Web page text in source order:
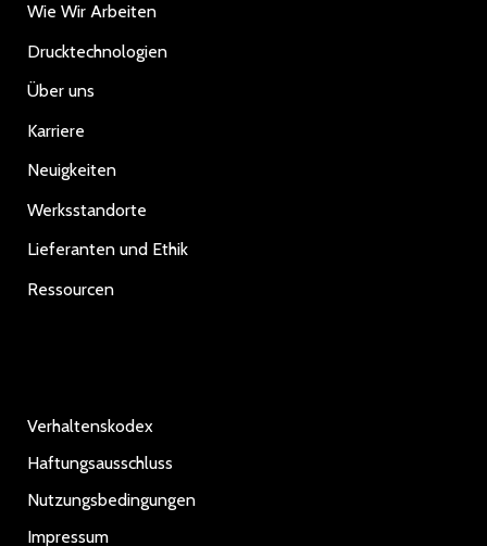
Wie Wir Arbeiten
Drucktechnologien
Über uns
Karriere
Neuigkeiten
Werksstandorte
Lieferanten und Ethik
Ressourcen
Verhaltenskodex
Haftungsausschluss
Nutzungsbedingungen
Impressum